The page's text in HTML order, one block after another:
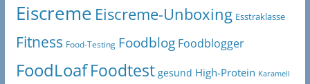
Eiscreme Eiscreme-Unboxing Esstraklasse
Fitness Food-Testing Foodblog Foodblogger
FoodLoaf Foodtest gesund High-Protein Karamell